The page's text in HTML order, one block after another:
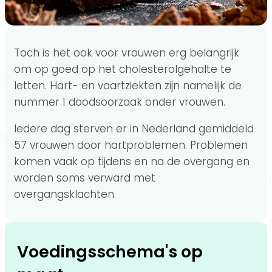
Toch is het ook voor vrouwen erg belangrijk
om op goed op het cholesterolgehalte te
letten. Hart- en vaartziekten zijn namelijk de
nummer 1 doodsoorzaak onder vrouwen.
Iedere dag sterven er in Nederland gemiddeld
57 vrouwen door hartproblemen. Problemen
komen vaak op tijdens en na de overgang en
worden soms verward met
overgangsklachten.
Voedingsschema's op